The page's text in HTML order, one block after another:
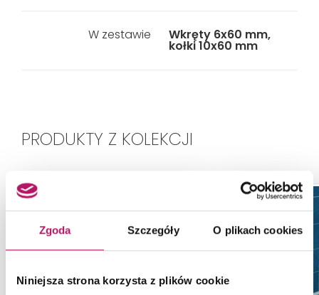
Zgoda Szczegóły O plikach cookies
Niniejsza strona korzysta z plików cookie
W zestawie Wkręty 6x60 mm,
kołki 10x60 mm
PRODUKTY Z KOLEKCJI